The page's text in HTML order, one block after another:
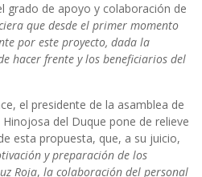
grado de apoyo y colaboración de
que desde el primer momento
por este proyecto, dada la
hacer frente y los beneficiarios del
el presidente de la asamblea de
del Duque pone de relieve
esta propuesta, que, a su juicio,
y preparación de los
Roja, la colaboración del personal